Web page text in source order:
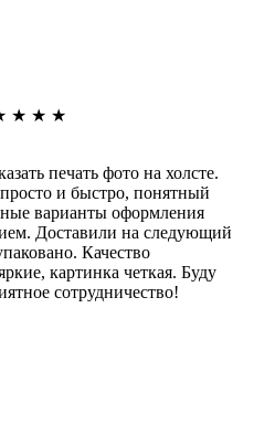
★ ★ ★
печать фото на холсте.
и быстро, понятный
варианты оформления
Доставили на следующий
Качество
картинка четкая. Буду
сотрудничество!